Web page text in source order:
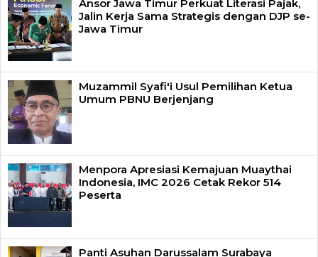
Ansor Jawa Timur Perkuat Literasi Pajak,
Jalin Kerja Sama Strategis dengan DJP se-
Jawa Timur
Muzammil Syafi'i Usul Pemilihan Ketua
Umum PBNU Berjenjang
Menpora Apresiasi Kemajuan Muaythai
Indonesia, IMC 2026 Cetak Rekor 514
Peserta
Panti Asuhan Darussalam Surabaya